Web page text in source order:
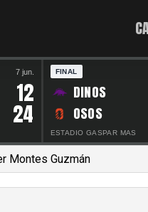
7 jun.
12
24
FINAL
DINOS
OSOS
ESTADIO GASPAR MAS